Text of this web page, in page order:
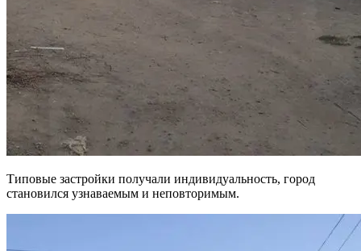
Типовые застройки получали индивидуальность, город
становился узнаваемым и неповторимым.